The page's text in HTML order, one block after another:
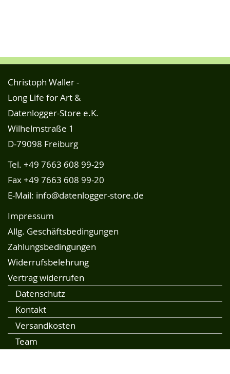
Christoph Waller -
Long Life for Art &
Datenlogger-Store e.K.
Wilhelmstraße 1
D-79098 Freiburg
Tel. +49 7663 608 99-29
Fax +49 7663 608 99-20
E-Mail: info@datenlogger-store.de
Impressum
Allg. Geschäftsbedingungen
Zahlungsbedingungen
Widerrufsbelehrung
Vertrag widerrufen
Datenschutz
Kontakt
Versandkosten
Team